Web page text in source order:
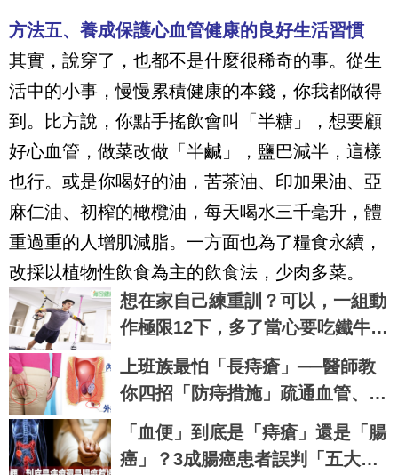
方法五、養成保護心血管健康的良好生活習慣
其實，說穿了，也都不是什麼很稀奇的事。從生
活中的小事，慢慢累積健康的本錢，你我都做得
到。比方說，你點手搖飲會叫「半糖」，想要顧
好心血管，做菜改做「半鹹」，鹽巴減半，這樣
也行。或是你喝好的油，苦茶油、印加果油、亞
麻仁油、初榨的橄欖油，每天喝水三千毫升，體
重過重的人增肌減脂。一方面也為了糧食永續，
改採以植物性飲食為主的飲食法，少肉多菜。
想在家自己練重訓？可以，一組動
作極限12下，多了當心要吃鐵牛運
功散｜每日健康 Health
上班族最怕「長痔瘡」──醫師教
你四招「防痔措施」疏通血管、便
便暢快無負擔｜每日健康 Health
「血便」到底是「痔瘡」還是「腸
癌」？3成腸癌患者誤判「五大徵